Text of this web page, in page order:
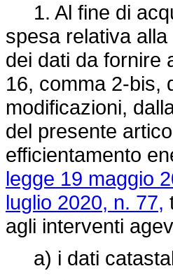
1. Al fine di
spesa relativa
dei dati da fornire
16, comma 2-bis,
modificazioni,
del presente
efficientamento
legge 19 maggio
luglio 2020, n. 77,
agli interventi
a) i dati